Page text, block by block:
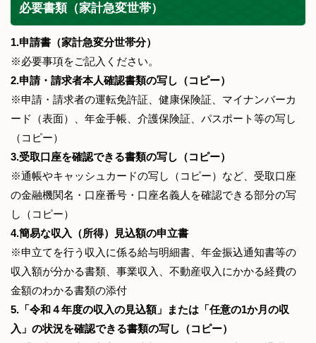
必要書類（家計急変世帯）
1.申請書（家計急変分世帯分）
※必要事項をご記入ください。
2.申請・請求者本人確認書類の写し（コピー）
※申請・請求者の運転免許証、健康保険証、マイナンバーカ
ード（表面）、年金手帳、介護保険証、パスポート等の写し
（コピー）
3.受取口座を確認できる書類の写し（コピー）
※通帳やキャッシュカードの写し（コピー）など、受取口座
の金融機関名・口座番号・口座名義人を確認できる部分の写
し（コピー）
4.簡易な収入（所得）見込額の申立書
※申立てを行う収入に係る給与明細書、年金振込通知書等の
収入額が分かる書類、事業収入、不動産収入にかかる経費の
金額のわかる書類の添付
5.「令和４年度の収入の見込額」または「任意の1か月の収
入」の状況を確認できる書類の写し（コピー）